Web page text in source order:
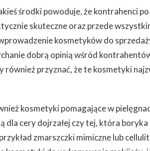
środki powoduje, że kontrahenci
skuteczne oraz przede
kosmetyków do
dobrą opinią wśród
przyznać, że te kosmetyki
kosmetyki pomagające w
dla cery dojrzałej czy tej, która boryka
zmarszczki mimiczne lub